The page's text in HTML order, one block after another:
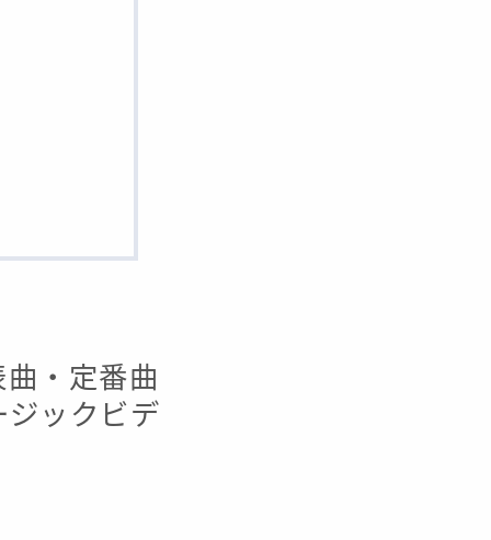
・定番曲
ックビデ